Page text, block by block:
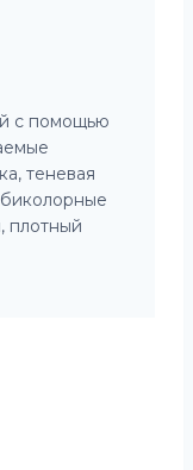
с помощью
теневая
плотный